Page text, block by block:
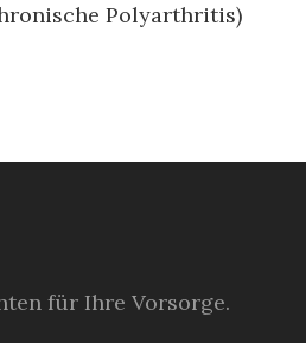
Polyarthritis)
für Ihre Vorsorge.